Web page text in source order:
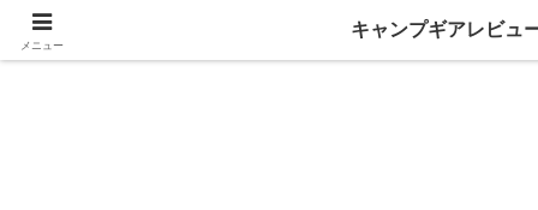
メニュー
キャンプギアレビュ